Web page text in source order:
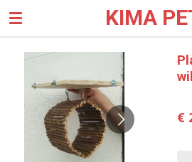
Ga
direct
naar
hoofdinhoud
KIMA
€